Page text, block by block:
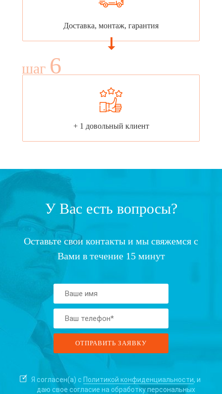
Доставка, монтаж, гарантия
шаг 6
+ 1 довольный клиент
У Вас есть вопросы?
Оставьте свои контакты и мы свяжемся с
Вами в течение 15 минут
Я согласен(а) с Политикой конфиденциальности, и
даю свое согласие на обработку персональных